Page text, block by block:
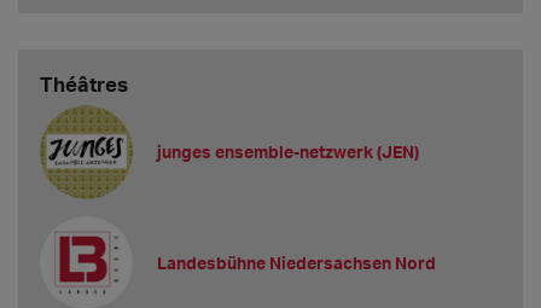
Théâtres
junges ensemble-netzwerk (JEN)
Landesbühne Niedersachsen Nord